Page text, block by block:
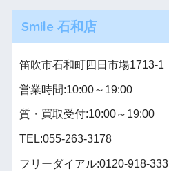
Smile 石和店
笛吹市石和町四日市場1713-1
営業時間:10:00～19:00
質・買取受付:10:00～19:00
TEL:055-263-3178
フリーダイアル:0120-918-333